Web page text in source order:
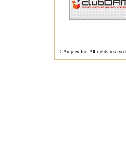
©Aniplex Inc. All rights reserved.